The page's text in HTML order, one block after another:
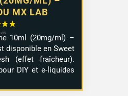
MX LAB
10ml (20mg/ml) –
disponible en Sweet
(effet fraîcheur).
DIY et e-liquides